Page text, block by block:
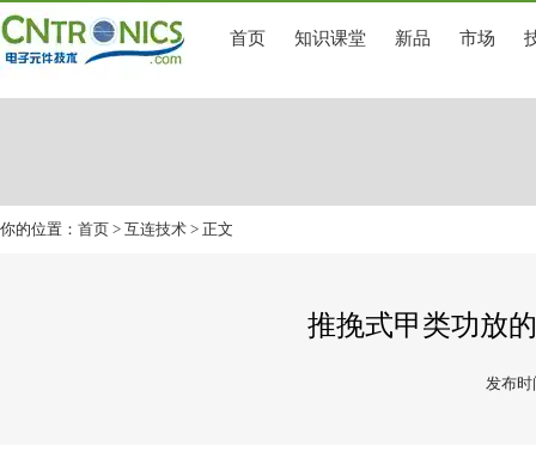
首页 知识课堂 新品 市场
你的位置： 首页 > 互连技术 > 正文
推挽式甲类功放
发布时